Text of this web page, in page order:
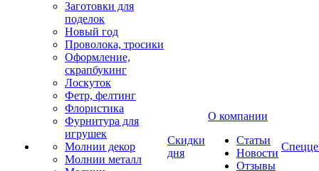
Заготовки для
поделок
Новый год
Проволока, тросики
Оформление,
скрапбукинг
Лоскуток
Фетр, фелтинг
Флористика
Фурнитура для
игрушек
Молнии декор
Молнии металл
Скидки
дня
О компании
Статьи
Новости
Отзывы